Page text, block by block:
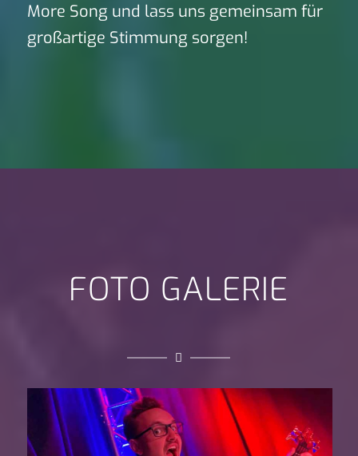
More Song und lass uns gemeinsam für
großartige Stimmung sorgen!
FOTO GALERIE